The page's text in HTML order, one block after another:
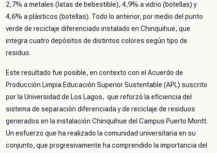
2,7% a metales (latas de bebestible), 4,9% a vidrio (botellas) y
4,6% a plásticos (botellas). Todo lo anterior, por medio del punto
verde de reciclaje diferenciado instalado en Chinquihue, que
integra cuatro depósitos de distintos colores según tipo de
residuo.
Este resultado fue posible, en contexto con el Acuerdo de
Producción Limpia Educación Superior Sustentable (APL) suscrito
por la Universidad de Los Lagos, que reforzó la eficiencia del
sistema de separación diferenciada y de reciclaje de residuos
generados en la instalación Chinquihue del Campus Puerto Montt.
Un esfuerzo que ha realizado la comunidad universitaria en su
conjunto, que progresivamente ha comprendido la importancia del